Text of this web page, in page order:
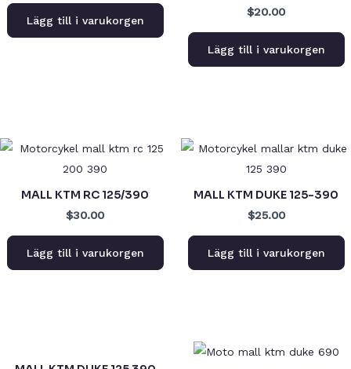
Lägg till i varukorgen
$20.00
Lägg till i varukorgen
MALL KTM RC 125/390
$30.00
Lägg till i varukorgen
MALL KTM DUKE 125-390
$25.00
Lägg till i varukorgen